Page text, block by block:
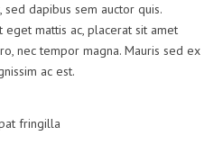
dapibus sem auctor quis.
eget mattis ac, placerat sit amet
nec tempor magna. Mauris sed ex
ac est.
fringilla